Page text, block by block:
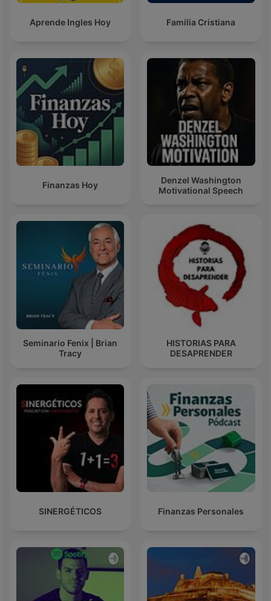
Aprende Ingles Hoy Familia Cristiana
Finanzas Hoy
Denzel Washington
Motivational Speech
Seminario Fenix | Brian
Tracy
HISTORIAS PARA
DESAPRENDER
SINERGÉTICOS Finanzas Personales